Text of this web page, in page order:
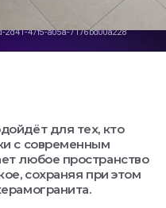
для тех, кто
с современным
любое пространство
сохраняя при этом